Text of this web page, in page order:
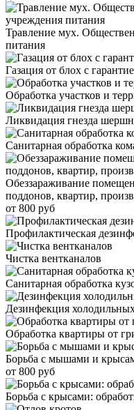
Травление мух.
питания
Газация от блох с
Обработка участков и
Ликвидация гнезда
Санитарная обработка
Обеззараживание
поддонов, квартир,
от 800 руб
Профилактическая
Чистка вентканалов
Санитарная обработка
Дезинфекция
Обработка квартиры от
Борьба с мышами и
от 800 руб
Борьба с крысами: